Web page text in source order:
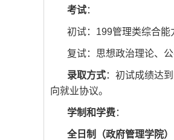
考试：
初试：199管理类综合能
复试：思想政治理论、
录取方式：初试成绩达
向就业协议。
学制和学费：
全日制（政府管理学院）